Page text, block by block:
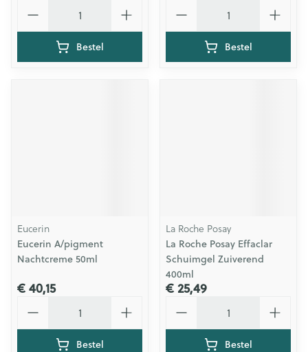
Bestel Bestel
Eucerin
Eucerin A/pigment
Nachtcreme 50ml
€ 40,15
Bestel
La Roche Posay
La Roche Posay Effaclar
Schuimgel Zuiverend
400ml
€ 25,49
Bestel